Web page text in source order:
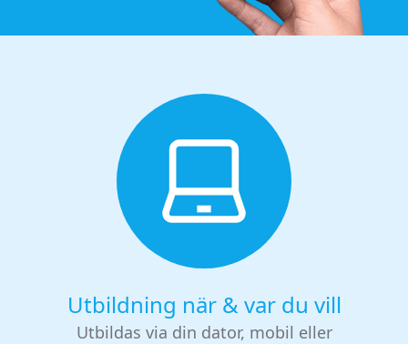
Utbildning när & var du vill
Utbildas via din dator, mobil eller